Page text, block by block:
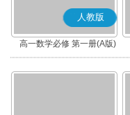
人教版
高一数学必修 第一册(A版)